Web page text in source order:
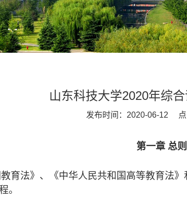
山东科技大学2020年综
发布时间：2020-06-12 点
第一章 总则
育法》、《中华人民共和国高等教育法
。